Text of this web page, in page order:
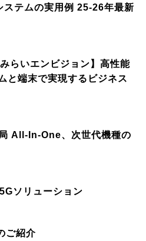
ステムの実用例 25-26年最新
らいエンビジョン】高性能
と端末で実現するビジネス
All-In-One、次世代機種の
ソリューション
ご紹介